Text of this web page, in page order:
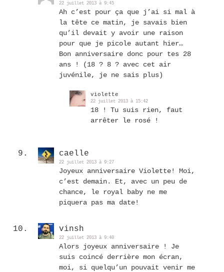
22 juillet 2013 à 9:45
Ah c’est pour ça que j’ai si mal à
la tête ce matin, je savais bien
qu’il devait y avoir une raison
pour que je picole autant hier…
Bon anniversaire donc pour tes 28
ans ! (18 ? 8 ? avec cet air
juvénile, je ne sais plus)
violette
22 juillet 2013 à 15:42
18 ! Tu suis rien, faut
arrêter le rosé !
caelle
22 juillet 2013 à 9:27
Joyeux anniversaire Violette! Moi,
c’est demain. Et, avec un peu de
chance, le royal baby ne me
piquera pas ma date!
vinsh
22 juillet 2013 à 9:40
Alors joyeux anniversaire ! Je
suis coincé derrière mon écran,
moi, si quelqu’un pouvait venir me